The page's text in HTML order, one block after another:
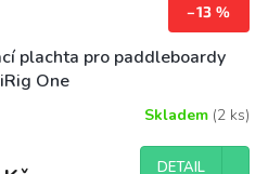
–13 %
plachta pro paddleboardy
One
Skladem (2 ks)
DETAIL